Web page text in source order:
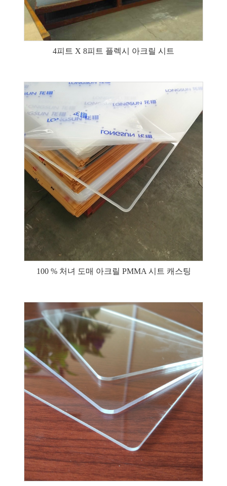
4피트 X 8피트 플렉시 아크릴 시트
100 % 처녀 도매 아크릴 PMMA 시트 캐스팅